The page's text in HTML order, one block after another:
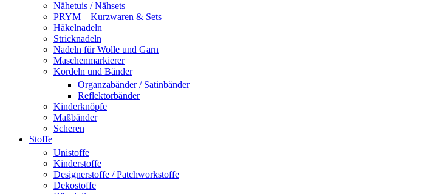
Nähetuis / Nähsets
PRYM – Kurzwaren & Sets
Häkelnadeln
Stricknadeln
Nadeln für Wolle und Garn
Maschenmarkierer
Kordeln und Bänder
Organzabänder / Satinbänder
Reflektorbänder
Kinderknöpfe
Maßbänder
Scheren
Stoffe
Unistoffe
Kinderstoffe
Designerstoffe / Patchworkstoffe
Dekostoffe